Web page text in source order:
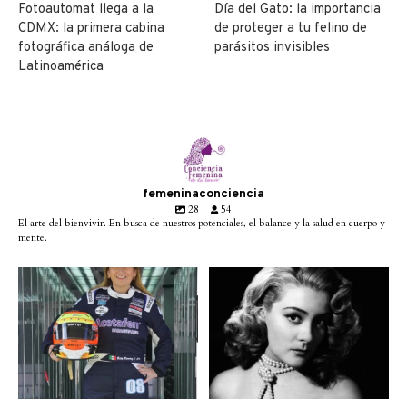
Fotoautomat llega a la
CDMX: la primera cabina
fotográfica análoga de
Latinoamérica
Día del Gato: la importancia
de proteger a tu felino de
parásitos invisibles
femeninaconciencia
28
54
El arte del bienvivir. En busca de nuestros potenciales, el balance y la salud en cuerpo y
mente.
Conoce a @betty_racing08
la piloto mexicana que ...
3 0
Descanse en paz la gran
diva del cine mexicano
2 0